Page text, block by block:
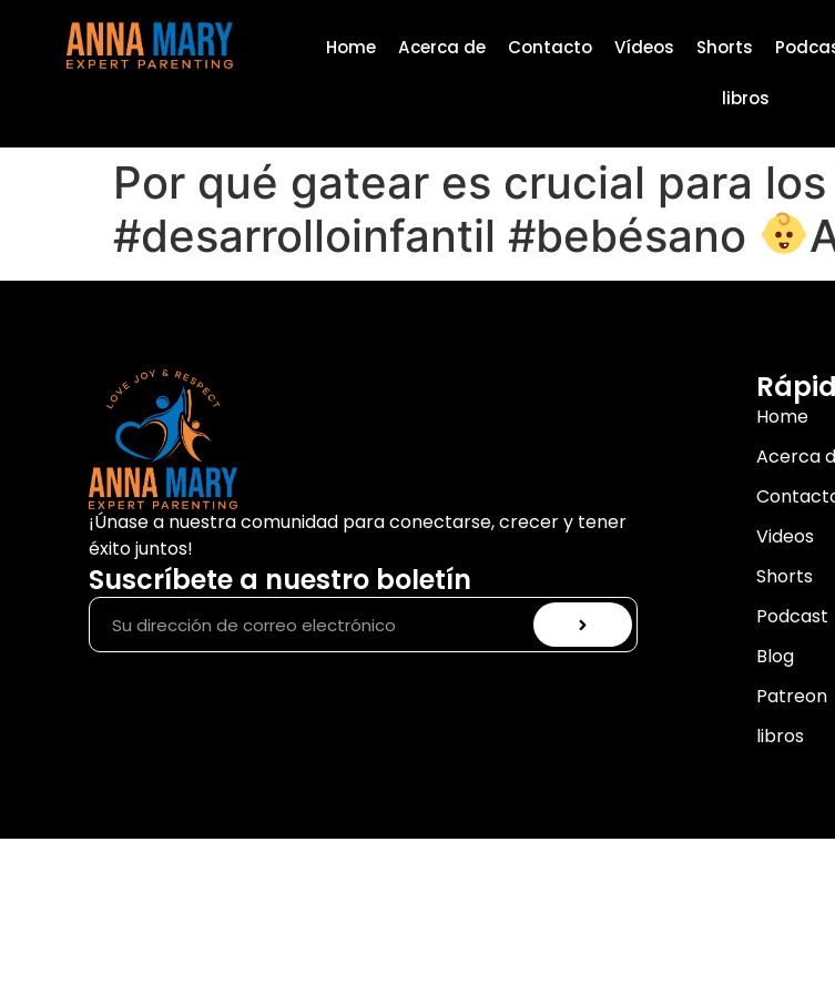
Home Acerca de Contacto Vídeos Shorts
libros
Por qué gatear es crucial para
#desarrolloinfantil #bebésano
¡Únase a nuestra comunidad para conectarse, crecer y tener
éxito juntos!
Suscríbete a nuestro boletín
Home
Acerca
Videos
Shorts
Podcast
Blog
Patreon
libros